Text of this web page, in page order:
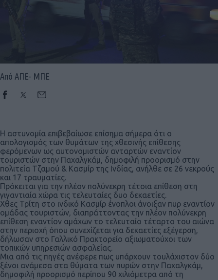
Από ΑΠΕ- ΜΠΕ
Η αστυνομία επιβεβαίωσε επίσημα σήμερα ότι ο
απολογισμός των θυμάτων της χθεσινής επίθεσης
φερόμενων ως αυτονομιστών ανταρτών εναντίον
τουριστών στην Παχαλγκάμ, δημοφιλή προορισμό στην
πολιτεία Τζαμού & Κασμίρ της Ινδίας, ανήλθε σε 26 νεκρούς
και 17 τραυματίες.
Πρόκειται για την πλέον πολύνεκρη τέτοια επίθεση στη
γιγαντιαία χώρα τις τελευταίες δυο δεκαετίες.
Χθες Τρίτη στο ινδικό Κασμίρ ένοπλοι άνοιξαν πυρ εναντίον
ομάδας τουριστών, διαπράττοντας την πλέον πολύνεκρη
επίθεση εναντίον αμάχων το τελευταίο τέταρτο του αιώνα
στην περιοχή όπου συνεχίζεται για δεκαετίες εξέγερση,
δήλωσαν στο Γαλλικό Πρακτορείο αξιωματούχοι των
τοπικών υπηρεσιών ασφαλείας.
Μια από τις πηγές ανέφερε πως υπάρχουν τουλάχιστον δύο
ξένοι ανάμεσα στα θύματα των πυρών στην Παχαλγκάμ,
δημοφιλή προορισμό περίπου 90 χιλιόμετρα από τη